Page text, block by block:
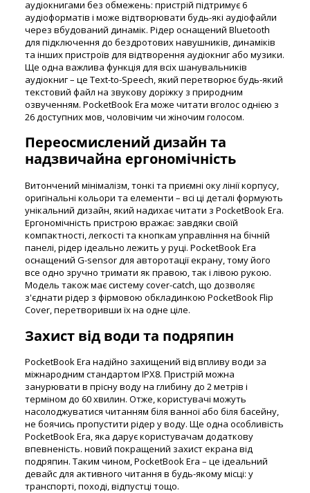
аудіокнигами без обмежень: пристрій підтримує 6
аудіоформатів і може відтворювати будь-які аудіофайли
через вбудований динамік. Рідер оснащений Bluetooth
для підключення до бездротових навушників, динаміків
та інших пристроїв для відтворення аудіокниг або музики.
Ще одна важлива функція для всіх шанувальників
аудіокниг – це Text-to-Speech, який перетворює будь-який
текстовий файл на звукову доріжку з природним
озвученням. PocketBook Era може читати вголос однією з
26 доступних мов, чоловічим чи жіночим голосом.
Переосмислений дизайн та
надзвичайна ергономічність
Витончений мінімалізм, тонкі та приємні оку лінії корпусу,
оригінальні кольори та елементи – всі ці деталі формують
унікальний дизайн, який надихає читати з PocketBook Era.
Ергономічність пристрою вражає: завдяки своїй
компактності, легкості та кнопкам управління на бічній
панелі, рідер ідеально лежить у руці. PocketBook Era
оснащений G-sensor для авторотації екрану, тому його
все одно зручно тримати як правою, так і лівою рукою.
Модель також має систему cover-catch, що дозволяє
з'єднати рідер з фірмовою обкладинкою PocketBook Flip
Cover, перетворивши їх на одне ціле.
Захист від води та подряпин
PocketBook Era надійно захищений від впливу води за
міжнародним стандартом IPX8. Пристрій можна
занурювати в прісну воду на глибину до 2 метрів і
терміном до 60 хвилин. Отже, користувачі можуть
насолоджуватися читанням біля ванної або біля басейну,
не боячись пропустити рідер у воду. Ще одна особливість
PocketBook Era, яка дарує користувачам додаткову
впевненість. новий покращений захист екрана від
подряпин. Таким чином, PocketBook Era – це ідеальний
девайс для активного читання в будь-якому місці: у
транспорті, поході, відпустці тощо.